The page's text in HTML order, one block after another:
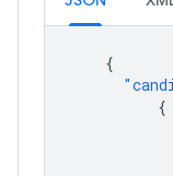
{
{